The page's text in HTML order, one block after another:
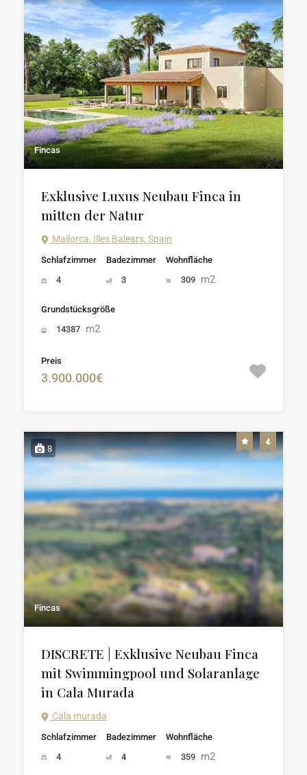
Fincas
Exklusive Luxus Neubau Finca in
mitten der Natur
Mallorca, Illes Balears, Spain
Schlafzimmer
4
Badezimmer
3
Wohnfläche
309 m2
Grundstücksgröße
14387 m2
Preis
3.900.000€
8
Fincas
DISCRETE | Exklusive Neubau Finca
mit Swimmingpool und Solaranlage
in Cala Murada
Cala murada
Schlafzimmer
4
Badezimmer
4
Wohnfläche
359 m2